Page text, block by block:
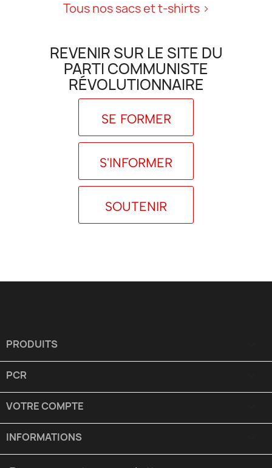
Tous nos sacs et t-shirts
REVENIR SUR LE SITE DU
PARTI COMMUNISTE
RÉVOLUTIONNAIRE
Se former
S'informer
Soutenir
PRODUITS
PCR
VOTRE COMPTE
INFORMATIONS